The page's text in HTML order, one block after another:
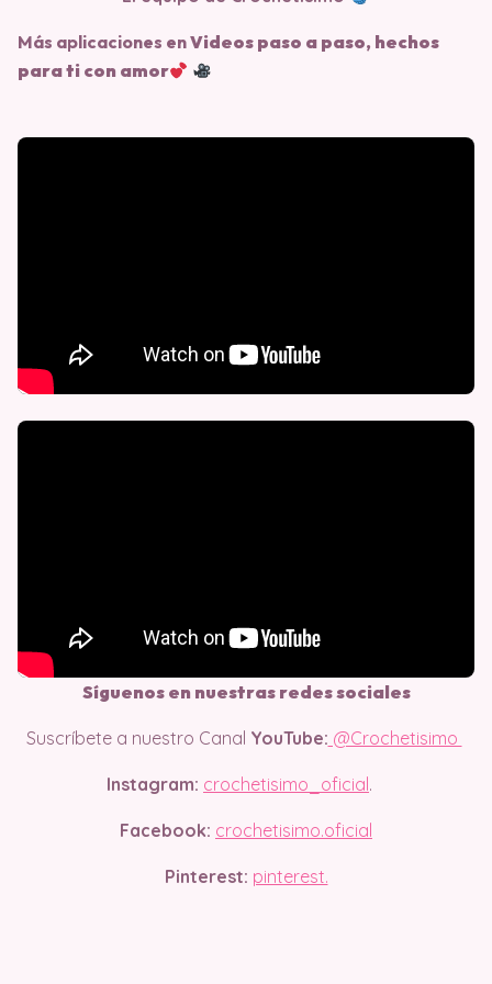
Más aplicaciones enVideos paso a paso, hechos
para ti con amor
Síguenos en nuestras redes sociales
Suscríbete a nuestro Canal YouTube: @Crochetisimo
Instagram: crochetisimo_oficial .
Facebook: crochetisimo.oficial
Pinterest: pinterest.